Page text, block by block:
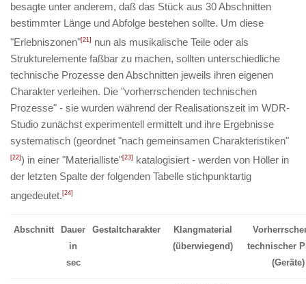
besagte unter anderem, daß das Stück aus 30 Abschnitten
bestimmter Länge und Abfolge bestehen sollte. Um diese
"Erlebniszonen"[21]
nun als musikalische Teile oder als
Strukturelemente faßbar zu machen, sollten unterschiedliche
technische Prozesse den Abschnitten jeweils ihren eigenen
Charakter verleihen. Die "vorherrschenden technischen
Prozesse" - sie wurden während der Realisationszeit im WDR-
Studio zunächst experimentell ermittelt und ihre Ergebnisse
systematisch (geordnet "nach gemeinsamen Charakteristiken"
[22] ) in einer "Materialliste"[23]
katalogisiert - werden von Höller in
der letzten Spalte der folgenden Tabelle stichpunktartig
angedeutet. [24]
Abschnitt
Dauer
in
sec
Gestaltcharakter
Klangmaterial
(überwiegend)
technischer
(Geräte)